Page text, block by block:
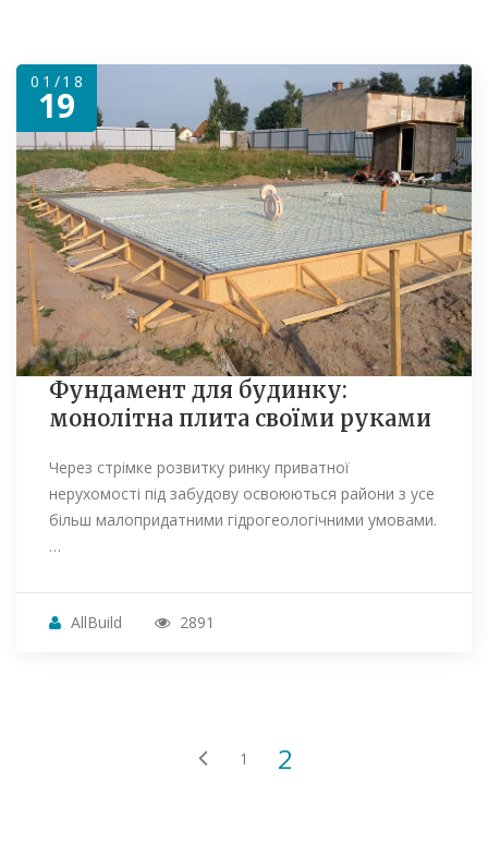
01/18
19
Фундамент для будинку:
монолітна плита своїми руками
Через стрімке розвитку ринку приватної
нерухомості під забудову освоюються райони з усе
більш малопридатними гідрогеологічними умовами.
…
AllBuild 2891
1 2